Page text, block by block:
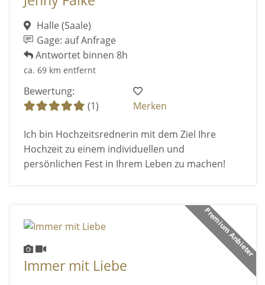
Halle (Saale)
Gage: auf Anfrage
Antwortet binnen 8h
ca. 69 km entfernt
Bewertung:
(1)
Merken
Ich bin Hochzeitsrednerin mit dem Ziel Ihre
Hochzeit zu einem individuellen und
persönlichen Fest in Ihrem Leben zu machen!
Premium Anbieter
Immer mit Liebe